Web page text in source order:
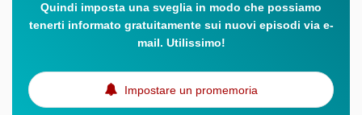
Quindi imposta una sveglia in modo che possiamo
tenerti informato gratuitamente sui nuovi episodi via e-
mail. Utilissimo!
Impostare un promemoria